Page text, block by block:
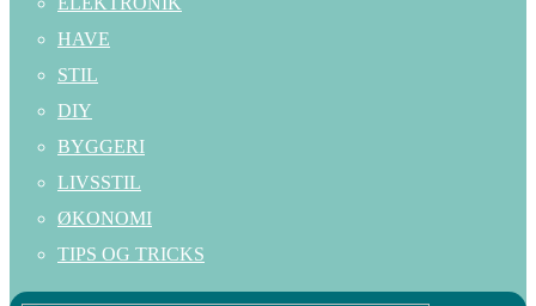
HAVE
STIL
DIY
BYGGERI
LIVSSTIL
ØKONOMI
TIPS OG TRICKS